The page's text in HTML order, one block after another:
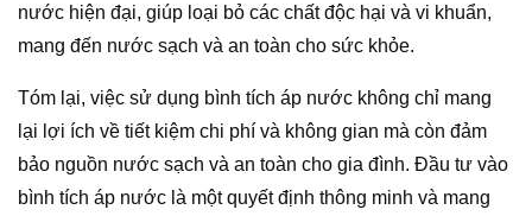
nước hiện đại, giúp loại bỏ các chất độc hại và vi khuẩn,
mang đến nước sạch và an toàn cho sức khỏe.
Tóm lại, việc sử dụng bình tích áp nước không chỉ mang
lại lợi ích về tiết kiệm chi phí và không gian mà còn đảm
bảo nguồn nước sạch và an toàn cho gia đình. Đầu tư vào
bình tích áp nước là một quyết định thông minh và mang